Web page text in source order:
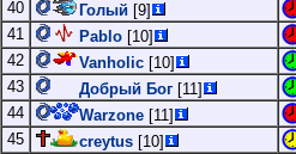
40
Голый [9]
41
Pablo [10]
42
Vanholic [10]
43
Добрый Бог [11]
44
Warzone [11]
45
creytus [10]